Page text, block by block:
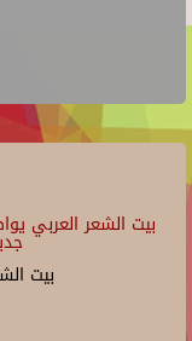
بيت الشعر العربي
بيت